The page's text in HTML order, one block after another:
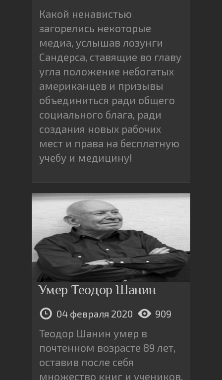
Какой ненавистью
загорелись некоторые
медиа, услышав лозунги
Сандерса, ставящие во главу
угла положение небогатых
американцев и призывы
объединиться ради общего
социального блага, ради
создания новых рабочих
мест и права на бесплатную
учебу и медицину!
Умер Теодор Шанин
04 февраля 2020 909
Теодор Шанин умер в
почтенном возрасте 89 лет,
оставив после себя
множество книг и учеников,